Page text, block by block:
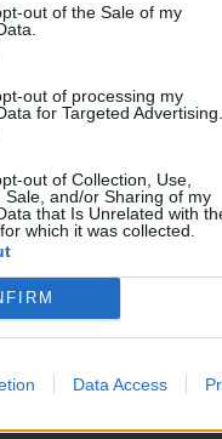
out of the Sale of my
out of processing my
for Targeted Advertising.
out of Collection, Use,
Sale, and/or Sharing of my
that Is Unrelated with
which it was collected.
Data Access